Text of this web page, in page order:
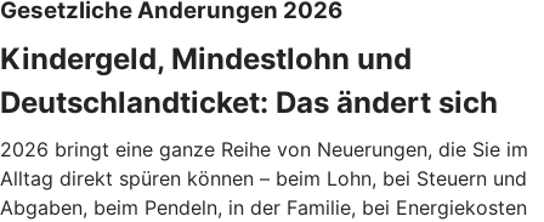
Gesetzliche Änderungen 2026
Kindergeld, Mindestlohn und
Deutschlandticket: Das ändert sich
2026 bringt eine ganze Reihe von Neuerungen, die Sie im
Alltag direkt spüren können – beim Lohn, bei Steuern und
Abgaben, beim Pendeln, in der Familie, bei Energiekosten